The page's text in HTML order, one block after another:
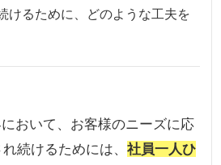
けるために、どのような工夫を
おいて、お客様のニーズに応
続けるためには、社員一人ひ